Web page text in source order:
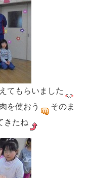
てもらいました
を使おう
そのま
きたね